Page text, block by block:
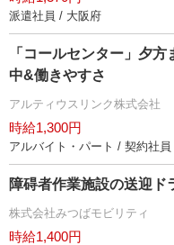
派遣社員 / 大阪府
「コールセンター」夕
中&働きやすさ
アルティウスリンク株式会社
時給1,300円
アルバイト・パート / 契約社
障碍者作業施設の送迎ド
株式会社みつばモビリティ
時給1,400円